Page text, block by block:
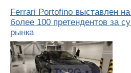
Ferrari Portofino выставлен
более 100 претендентов за
рынка